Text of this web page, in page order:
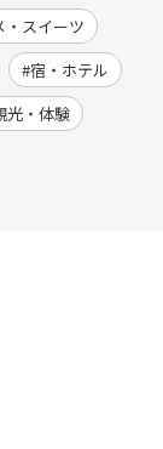
・スイーツ
宿・ホテル
光・体験